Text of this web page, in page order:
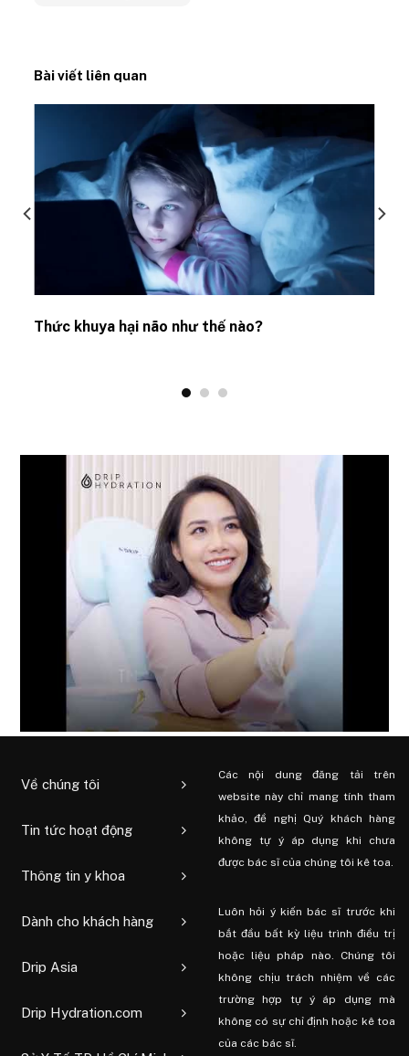
Bài viết liên quan
Thức khuya hại não như thế nào?
Về chúng tôi
Tin tức hoạt động
Thông tin y khoa
Dành cho khách hàng
Drip Asia
Drip Hydration.com
Các nội dung đăng tải trên
website này chỉ mang tính tham
khảo, đề nghị Quý khách hàng
không tự ý áp dụng khi chưa
được bác sĩ của chúng tôi kê toa.
Luôn hỏi ý kiến ​​bác sĩ trước khi
bắt đầu bất kỳ liệu trình điều trị
hoặc liệu pháp nào. Chúng tôi
không chịu trách nhiệm về các
trường hợp tự ý áp dụng mà
không có sự chỉ định hoặc kê toa
của các bác sĩ.